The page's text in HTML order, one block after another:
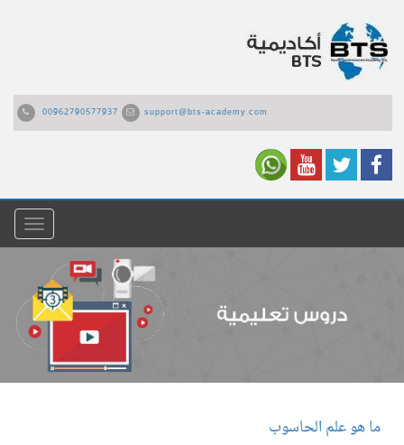
00962790577937 support@bts-academy.com
القائمة
ما هو علم الحاسوب